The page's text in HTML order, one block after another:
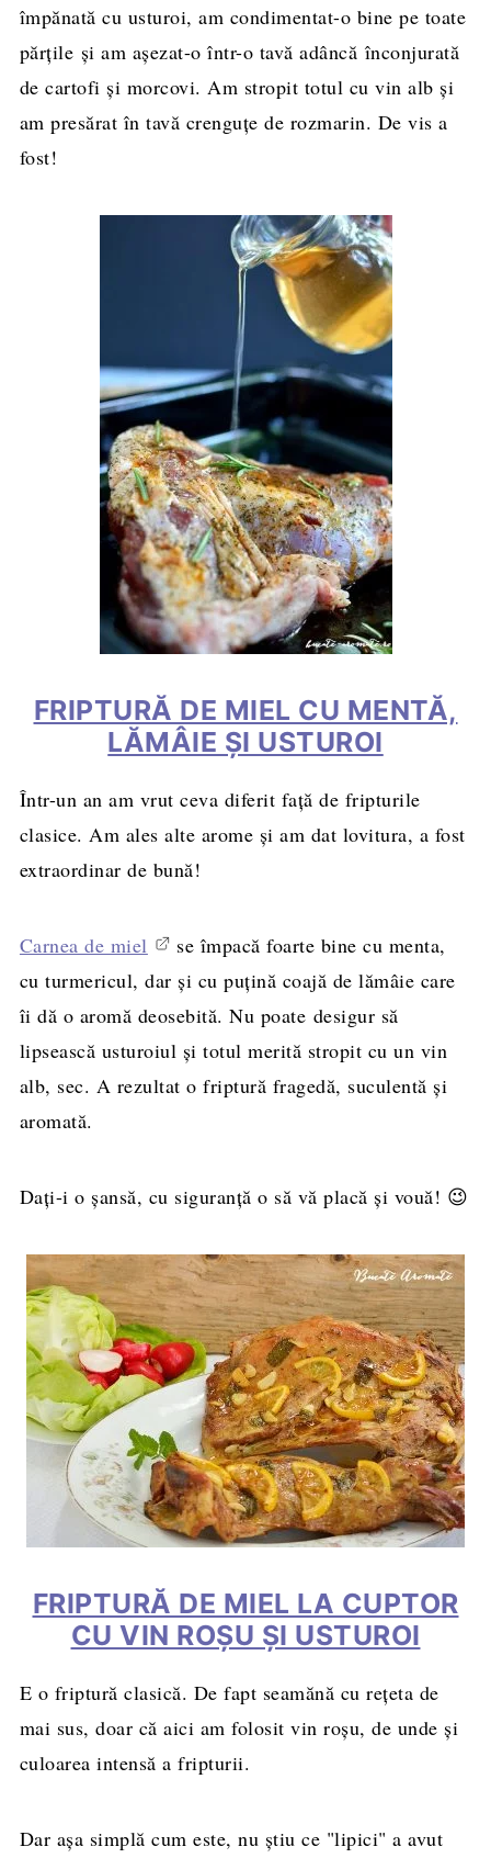
împănată cu usturoi, am condimentat-o bine pe toate
părţile și am aşezat-o într-o tavă adâncă înconjurată
de cartofi şi morcovi. Am stropit totul cu vin alb și
am presărat în tavă crenguțe de rozmarin. De vis a
fost!
FRIPTURĂ DE MIEL CU MENTĂ,
LĂMÂIE ŞI USTUROI
Într-un an am vrut ceva diferit față de fripturile
clasice. Am ales alte arome și am dat lovitura, a fost
extraordinar de bună!
Carnea de miel
se împacă foarte bine cu menta,
cu turmericul, dar şi cu puţină coajă de lămâie care
îi dă o aromă deosebită. Nu poate desigur să
lipsească usturoiul şi totul merită stropit cu un vin
alb, sec. A rezultat o friptură fragedă, suculentă şi
aromată.
Dați-i o șansă, cu siguranţă o să vă placă şi vouă! 😉
FRIPTURĂ DE MIEL LA CUPTOR
CU VIN ROȘU ŞI USTUROI
E o friptură clasică. De fapt seamănă cu rețeta de
mai sus, doar că aici am folosit vin roșu, de unde și
culoarea intensă a fripturii.
Dar așa simplă cum este, nu știu ce "lipici" a avut